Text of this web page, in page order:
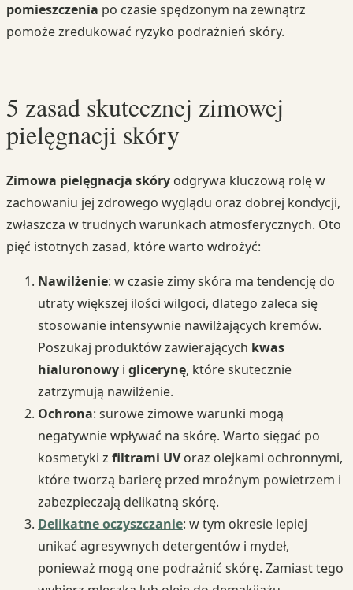
pomieszczenia po czasie spędzonym na zewnątrz
pomoże zredukować ryzyko podrażnień skóry.
5 zasad skutecznej zimowej
pielęgnacji skóry
Zimowa pielęgnacja skóry odgrywa kluczową rolę w
zachowaniu jej zdrowego wyglądu oraz dobrej kondycji,
zwłaszcza w trudnych warunkach atmosferycznych. Oto
pięć istotnych zasad, które warto wdrożyć:
Nawilżenie: w czasie zimy skóra ma tendencję do
utraty większej ilości wilgoci, dlatego zaleca się
stosowanie intensywnie nawilżających kremów.
Poszukaj produktów zawierających kwas
hialuronowy i glicerynę, które skutecznie
zatrzymują nawilżenie.
Ochrona: surowe zimowe warunki mogą
negatywnie wpływać na skórę. Warto sięgać po
kosmetyki z filtrami UVoraz olejkami ochronnymi,
które tworzą barierę przed mroźnym powietrzem i
zabezpieczają delikatną skórę.
Delikatne oczyszczanie: w tym okresie lepiej
unikać agresywnych detergentów i mydeł,
ponieważ mogą one podrażnić skórę. Zamiast tego